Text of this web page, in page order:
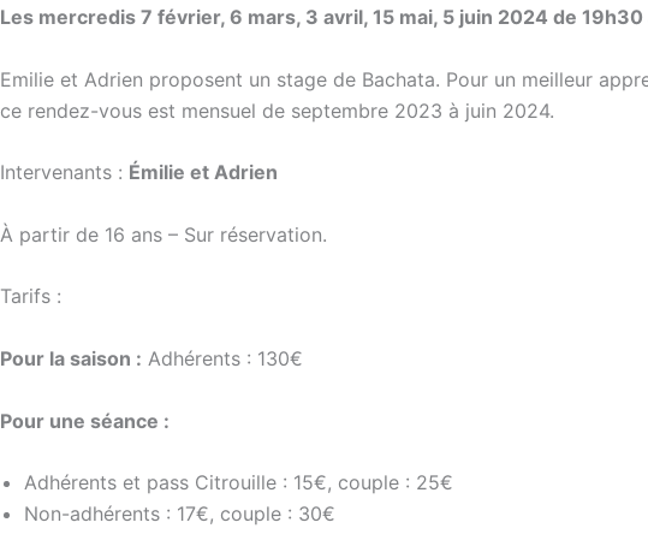
Les mercredis 7 février, 6 mars, 3 avril, 15 mai, 5 juin 2024 de 19h30
Emilie et Adrien proposent un stage de Bachata. Pour un meilleur
ce rendez-vous est mensuel de septembre 2023 à juin 2024.
Intervenants : Émilie et Adrien
À partir de 16 ans – Sur réservation.
Tarifs :
Pour la saison : Adhérents : 130€
Pour une séance :
Adhérents et pass Citrouille : 15€, couple : 25€
Non-adhérents : 17€, couple : 30€